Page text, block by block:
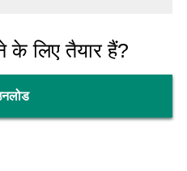
लिए तैयार हैं?